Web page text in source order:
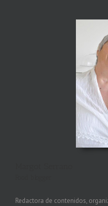
Redactora de contenidos,